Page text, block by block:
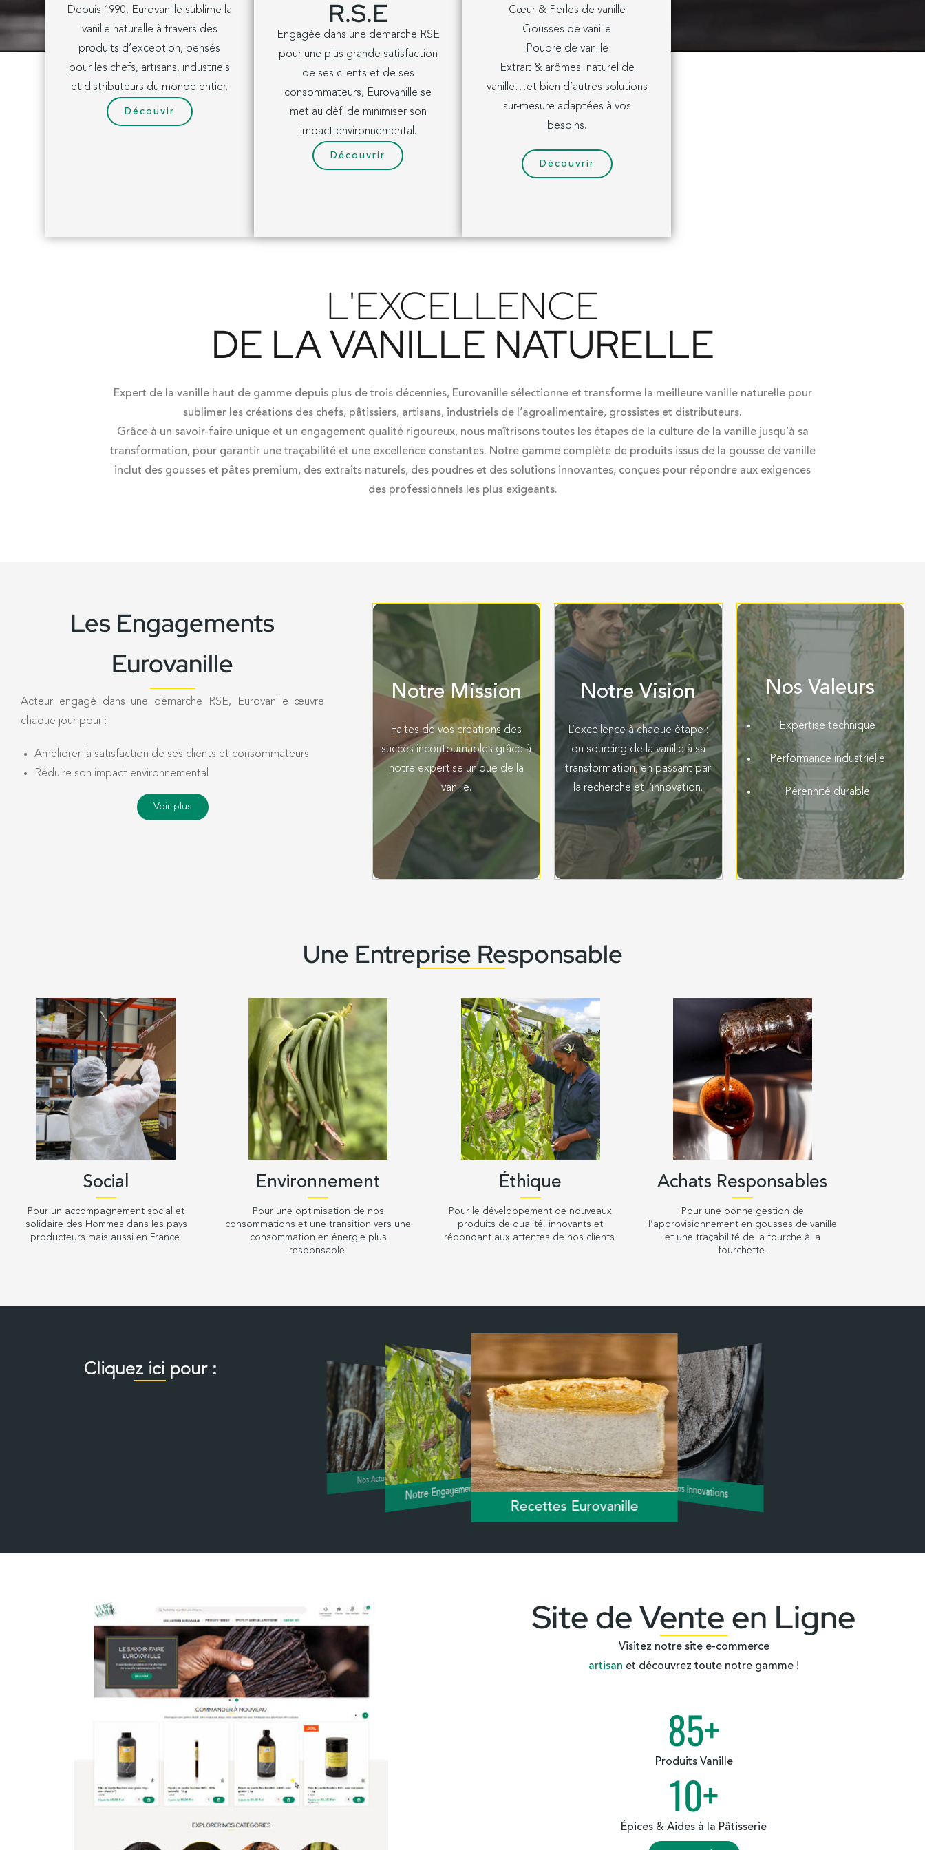
Depuis 1990, Eurovanille sublime la
vanille naturelle à travers des
produits d’exception, pensés
pour les chefs, artisans, industriels
et distributeurs du monde entier.
Découvir
R.S.E
Engagée dans une démarche RSE
pour une plus grande satisfaction
de ses clients et de ses
consommateurs, Eurovanille se
met au défi de minimiser son
impact environnemental.
Découvrir
Cœur & Perles de vanille
Gousses de vanille
Poudre de vanille
Extrait & arômes naturel de
vanille…et bien d’autres solutions
sur-mesure adaptées à vos
besoins.
Découvrir
L'EXCELLENCE
DE LA VANILLE NATURELLE
Expert de la vanille haut de gamme depuis plus de trois décennies, Eurovanille sélectionne et transforme la meilleure vanille naturellepour
sublimer les créations des chefs, pâtissiers, artisans, industriels de l’agroalimentaire, grossistes et distributeurs.
Grâce à un savoir-faire uniqueet un engagement qualité rigoureux, nous maîtrisons toutes les étapes de la culture de la vanillejusqu’à sa
transformation, pour garantir une traçabilité et une excellence constantes. Notre gamme complète de produits issus de la gousse de vanille
inclut des gousses et pâtes premium, des extraits naturels, des poudres et des solutions innovantes, conçues pour répondre aux exigences
des professionnels les plus exigeants.
Les Engagements
Eurovanille
Acteur engagé dans une démarche RSE, Eurovanille œuvre
chaque jour pour :
Améliorer la satisfaction de ses clients et consommateurs
Réduire son impact environnemental
Voir plus
Notre Mission
Faites de vos créations des
succès incontournables grâce à
notre expertise unique de la
vanille.
Notre Vision
L’excellence à chaque étape :
du sourcing de la vanille à sa
transformation, en passant par
la recherche et l’innovation.
Nos Valeurs
Expertise technique
Performance industrielle
Pérennité durable
Une Entreprise Responsable
Social
Pour un accompagnement social et
solidaire des Hommes dans les pays
producteurs mais aussi en France.
Environnement
Pour une optimisation de nos
consommations et une transition vers une
consommation en énergie plus
responsable.
Éthique
Pour le développement de nouveaux
produits de qualité, innovants et
répondant aux attentes de nos clients.
Achats Responsables
Pour une bonne gestion de
l’approvisionnement en gousses de vanille
et une traçabilité de la fourche à la
fourchette.
Cliquez ici pour :
Nos Actualités
Notre Engagement RSE
Recettes Eurovanille
Nos innovations
Site de Vente en Ligne
Visitez notre site e-commerce
artisan et découvrez toute notre gamme !
Produits Vanille
85+
Épices & Aides à la Pâtisserie
10+